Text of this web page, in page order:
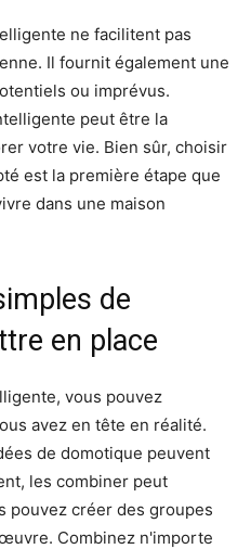
ne facilitent pas
Il fournit également une
ou imprévus.
peut être la
votre vie. Bien sûr, choisir
est la première étape que
dans une maison
de
en place
vous pouvez
avez en tête en réalité.
de domotique peuvent
les combiner peut
pouvez créer des groupes
Combinez n'importe